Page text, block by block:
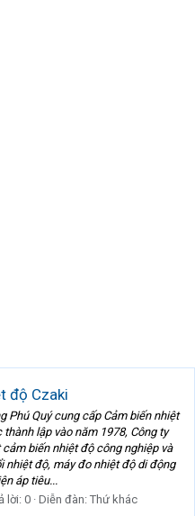
độ Czaki
Phú Quý cung cấp Cảm biến nhiệt
lập vào năm 1978, Công ty
biến nhiệt độ công nghiệp và
nhiệt độ, máy đo nhiệt độ di động
áp tiêu...
lời: 0 Diễn đàn: Thứ khác